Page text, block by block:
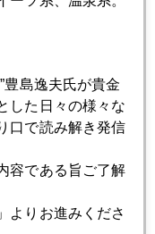
任」
豊島逸夫氏が貴金
した日々の様々な
口で読み解き発信
容である旨ご了解
よりお進みくださ